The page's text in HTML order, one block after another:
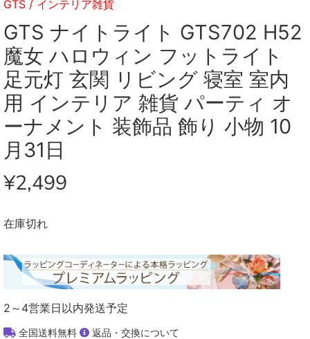
GTS / インテリア雑貨
GTS ナイトライト GTS702 H52
魔女 ハロウィン フットライト
足元灯 玄関 リビング 寝室 室内
用 インテリア 雑貨 パーティ オ
ーナメント 装飾品 飾り 小物 10
月31日
¥2,499
在庫切れ
2～4営業日以内発送予定
全国送料無料 返品・交換について